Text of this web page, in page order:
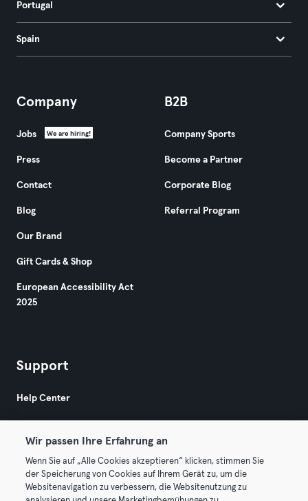
Portugal
Spain
Company
Jobs We are hiring!
Press
Contact
Blog
Our Brand
Gift Cards & Shop
European Accessibility Act
2025
B2B
Company Sports
Become a Partner
Corporate Blog
Referral Program
Support
Help Center
© 2026 Urban Sports Group GmbH. All rights reserved.
Wir passen Ihre Erfahrung an
Wenn Sie auf „Alle Cookies akzeptieren“ klicken, stimmen Sie
der Speicherung von Cookies auf Ihrem Gerät zu, um die
Websitenavigation zu verbessern, die Websitenutzung zu